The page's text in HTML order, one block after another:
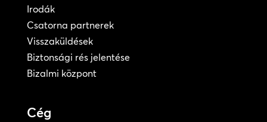
Irodák
Csatorna partnerek
Visszaküldések
Biztonsági rés jelentése
Bizalmi központ
Cég